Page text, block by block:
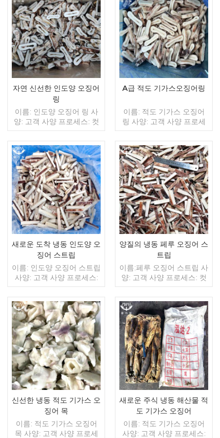
매/수출 min. 주문: 20피트
컨테이너 / 40피트 컨테이
너 지불: 보자마자 TT / С확
인된 취소 불가능한 LC 배
송: 입금 확인 후 20일 이내
원산지: 중국 브랜드: 푸 왕
행
더 읽기
판매 모델: 도매/수출 최소.
주문: 20피트 컨테이너 / 40
피트 컨테이너 지불: 보자마
자 TT / С확인된 취소 불가
능한 LC 배송: 입금 확인 후
20일 이내 원산지: 중국 브
랜드: 푸 왕 행
더 읽기
자연 신선한 인도양 오징어
링
이름: 인도양 오징어 링 사
양: 고객 사양 프로세스: 컷
글레이징: IQF 40%(맞춤형)
포장: 1kg / 가방, 10kg / 짠
가방 (맞춤형) 판매 모델: 도
매/수출 최소. 주문: 20피트
컨테이너 / 40피트 컨테이
너 지불: 보자마자 TT / С확
인된 취소 불가능한 LC 배
송: 입금 확인 후 20일 이내
원산지: 중국 브랜드: 푸 왕
행
더 읽기
A급 적도 기가스오징어링
이름: 적도 기가스 오징어
링 사양: 고객 사양 프로세
스: 스킨 온,컷 글레이징:
IQF 40%(맞춤형) 포장: 1kg
/ 가방, 10kg / 짠 가방 (맞
춤형) 판매 모델: 도매/수출
최소. 주문: 20피트 컨테이
너 / 40피트 컨테이너 지불:
보자마자 TT / С확인된 취
소 불가능한 LC 배송: 입금
확인 후 20일 이내 원산지:
중국 브랜드: 푸 왕 행
더 읽기
새로운 도착 냉동 인도양 오
징어 스트립
이름: 인도양 오징어 스트립
사양: 고객 사양 프로세스:
컷 글레이징: IQF 40%(맞춤
형) 포장: 1kg / 가방, 10kg /
짠 가방 (맞춤형) 판매 모델:
도매/수출 최소. 주문: 20피
트 컨테이너 / 40피트 컨테
이너 지불: 보자마자 TT / С
확인된 취소 불가능한 LC
배송: 입금 확인 후 20일 이
내 원산지: 중국 브랜드: 푸
왕 행
더 읽기
양질의 냉동 페루 오징어 스
트립
이름:페루 오징어 스트립 사
양: 고객 사양 프로세스: 컷
글레이징: IQF 40%(맞춤형)
포장: 1kg / 가방, 10kg / 짠
가방 (맞춤형) 판매 모델: 도
매/수출 min. 주문: 20피트
컨테이너 / 40피트 컨테이
너 지불: 보자마자 TT / С확
인된 취소 불가능한 LC 배
송: 입금 확인 후 20일 이내
원산지: 중국 브랜드: 푸 왕
행
더 읽기
신선한 냉동 적도 기가스 오
징어 목
이름: 적도 기가스 오징어
목 사양: 고객 사양 프로세
새로운 주식 냉동 해산물 적
도 기가스 오징어
이름: 적도 기가스 오징어
사양: 고객 사양 프로세스: